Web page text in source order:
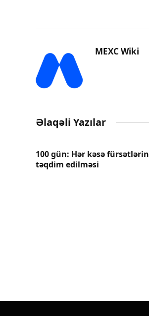
MEXC Wiki
Əlaqəli Yazılar
100 gün: Hər kəsə fürsətlərin
təqdim edilməsi